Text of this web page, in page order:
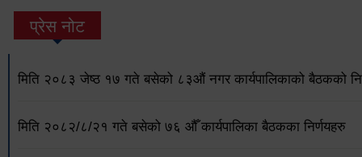
प्रेस नोट
मिति २०८३ जेष्ठ १७ गते बसेको ८३औं नगर कार्यपालिकाको बैठकको
मिति २०८२/८/२१ गते बसेको ७६ औँ कार्यपालिका बैठकका निर्णयहरु